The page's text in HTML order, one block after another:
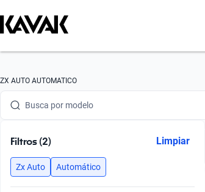
ZX AUTO AUTOMATICO
Busca por marca
Busca por modelo
Busca por año
Busca por marca
Filtros (2) Limpiar
Zx Auto Automático